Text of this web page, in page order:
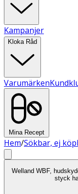
Kampanjer
Kloka Råd
Varumärken
Mina Recept
Hem/Sökbar, ej
Welland WBF,
styck